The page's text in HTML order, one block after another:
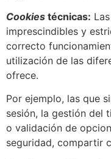
Cookies técnicas: Las
imprescindibles y
correcto
utilización de las
ofrece.
Por ejemplo, las que
sesión, la gestión del
o validación de
seguridad, compartir